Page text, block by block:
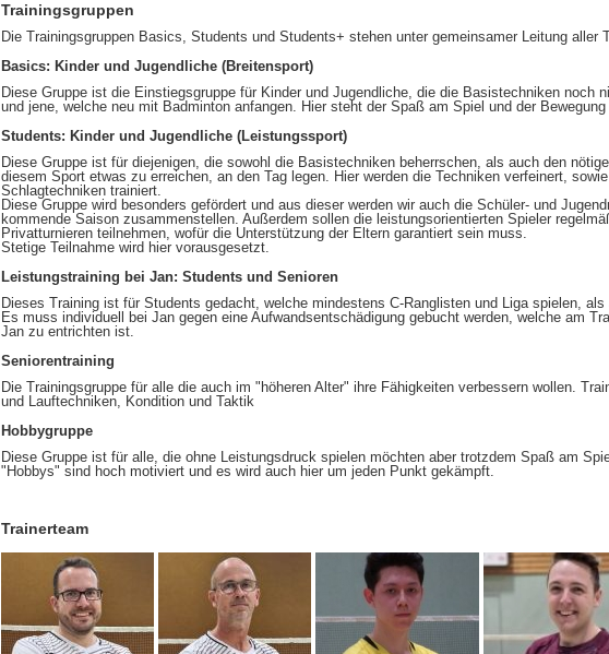
Trainingsgruppen
Die Trainingsgruppen Basics, Students und Students+ stehen unter gemeinsamer Leitung aller
Basics: Kinder und Jugendliche (Breitensport)
Diese Gruppe ist die Einstiegsgruppe für Kinder und Jugendliche, die die Basistechniken noch
und jene, welche neu mit Badminton anfangen. Hier steht der Spaß am Spiel und der Bewegung
Students: Kinder und Jugendliche (Leistungssport)
Diese Gruppe ist für diejenigen, die sowohl die Basistechniken beherrschen, als auch den
diesem Sport etwas zu erreichen, an den Tag legen. Hier werden die Techniken verfeinert,
Schlagtechniken trainiert.
Diese Gruppe wird besonders gefördert und aus dieser werden wir auch die Schüler- und
kommende Saison zusammenstellen. Außerdem sollen die leistungsorientierten Spieler
Privatturnieren teilnehmen, wofür die Unterstützung der Eltern garantiert sein muss.
Stetige Teilnahme wird hier vorausgesetzt.
Leistungstraining bei Jan: Students und Senioren
Dieses Training ist für Students gedacht, welche mindestens C-Ranglisten und Liga spielen,
Es muss individuell bei Jan gegen eine Aufwandsentschädigung gebucht werden, welche am
Jan zu entrichten ist.
Seniorentraining
Die Trainingsgruppe für alle die auch im "höheren Alter" ihre Fähigkeiten verbessern wollen.
und Lauftechniken, Kondition und Taktik
Hobbygruppe
Diese Gruppe ist für alle, die ohne Leistungsdruck spielen möchten aber trotzdem Spaß am
"Hobbys" sind hoch motiviert und es wird auch hier um jeden Punkt gekämpft.
Trainerteam